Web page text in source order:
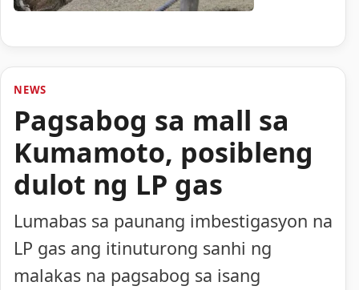
NEWS
Pagsabog sa mall sa
Kumamoto, posibleng
dulot ng LP gas
Lumabas sa paunang imbestigasyon na
LP gas ang itinuturong sanhi ng
malakas na pagsabog sa isang